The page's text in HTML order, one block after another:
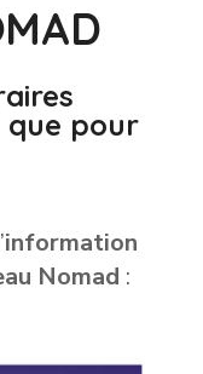
que pour
information
Nomad :